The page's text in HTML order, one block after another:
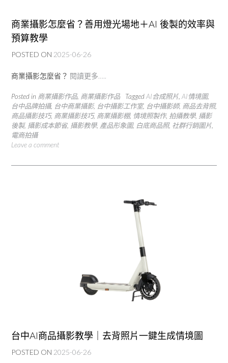
商業攝影怎麼省？善用燈光場地＋AI 後製的效率與
預算教學
POSTED ON 2025-06-26
商業攝影怎麼省？ 閱讀更多…..
Posted in 商業攝影作品, 商業攝影作品 TaggedAI合成照片 AI情境圖,
台中品牌拍攝, 台中商業攝影, 台中攝影工作室, 台中攝影師, 商品去背照,
商品攝影技巧, 商業攝影技巧, 商業攝影棚, 情境照製作, 拍攝教學, 攝影
後製, 攝影成本節省, 攝影教學, 產品形象圖, 白底商品照, 社群行銷圖片
電商拍攝
Leave a comment
台中AI商品攝影教學｜去背照片一鍵生成情境圖
POSTED ON 2025-06-26